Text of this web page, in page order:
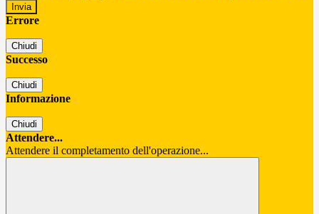
Errore
Chiudi
Successo
Chiudi
Informazione
Chiudi
Attendere...
Attendere il completamento dell'operazione...